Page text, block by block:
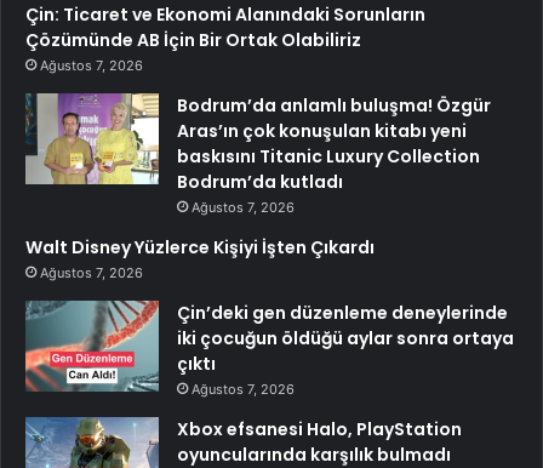
Çin: Ticaret ve Ekonomi Alanındaki Sorunların
Çözümünde AB İçin Bir Ortak Olabiliriz
Ağustos 7, 2026
Bodrum’da anlamlı buluşma! Özgür
Aras’ın çok konuşulan kitabı yeni
baskısını Titanic Luxury Collection
Bodrum’da kutladı
Ağustos 7, 2026
Walt Disney Yüzlerce Kişiyi İşten Çıkardı
Ağustos 7, 2026
Çin’deki gen düzenleme deneylerinde
iki çocuğun öldüğü aylar sonra ortaya
çıktı
Ağustos 7, 2026
Xbox efsanesi Halo, PlayStation
oyuncularında karşılık bulmadı